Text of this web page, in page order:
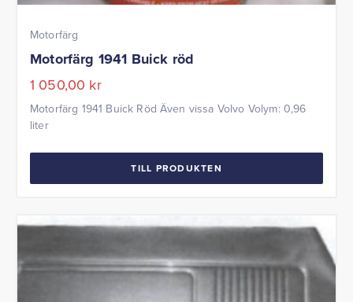
Motorfärg
Motorfärg 1941 Buick röd
1 050,00 kr
Motorfärg 1941 Buick Röd Även vissa Volvo Volym: 0,96
liter
TILL PRODUKTEN